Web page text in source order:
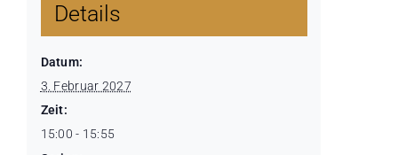
Details
Datum:
3. Februar 2027
Zeit:
15:00 - 15:55